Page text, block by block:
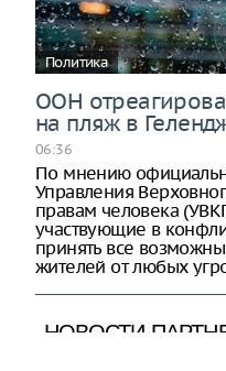
Политика
ООН
на пляж в
06:36
По мнению
Управления
правам человека
участвующие в
принять все
жителей от любых